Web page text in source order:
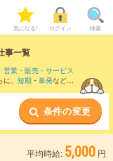
気になる! ログイン 検索
事一覧
営業・販売・サービス
、 短期 ・ 単発などの
条件の変更
平均時給: 5,000 円